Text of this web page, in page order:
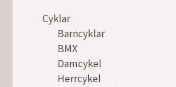
Cyklar
Barncyklar
BMX
Damcykel
Herrcykel